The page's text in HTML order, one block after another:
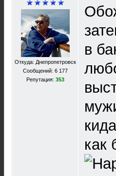
Откуда: Днепропетровск
Сообщений: 6 177
Репутация: 353
в
как